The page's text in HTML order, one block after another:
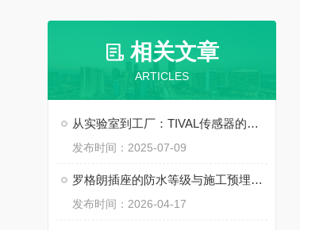
相关文章
ARTICLES
从实验室到工厂：TIVAL传感器的广泛应用
发布时间：2025-07-09
罗格朗插座的防水等级与施工预埋要点
发布时间：2026-04-17